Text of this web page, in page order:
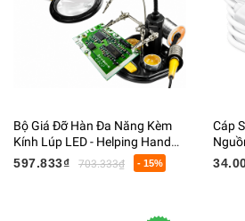
Bộ Giá Đỡ Hàn Đa Năng Kèm
Kính Lúp LED - Helping Hand
Hỗ Trợ Hàn Mạch, Giá Đỡ Mỏ
597.833₫ 703.333₫ - 15%
Cáp
Giám